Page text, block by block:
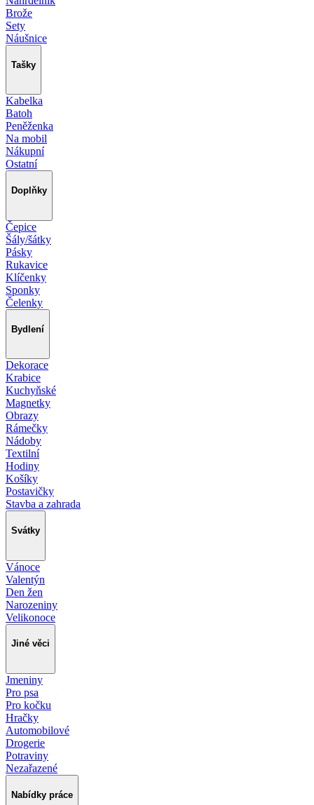
Brože
Sety
Náušnice
Tašky
Kabelka
Batoh
Peněženka
Na mobil
Nákupní
Ostatní
Doplňky
Čepice
Šály/šátky
Pásky
Rukavice
Klíčenky
Sponky
Čelenky
Bydlení
Dekorace
Krabice
Kuchyňské
Magnetky
Obrazy
Rámečky
Nádoby
Textilní
Hodiny
Košíky
Postavičky
Stavba a zahrada
Svátky
Vánoce
Valentýn
Den žen
Narozeniny
Velikonoce
Jiné věci
Jmeniny
Pro psa
Pro kočku
Hračky
Automobilové
Drogerie
Potraviny
Nezařazené
Nabídky práce